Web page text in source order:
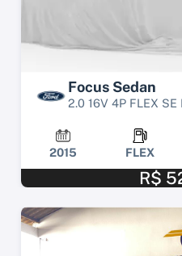
Focus Sedan
2.0 16V 4P FLEX SE
2015 FLEX
R$